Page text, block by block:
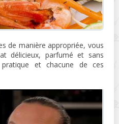
de manière appropriée, vous
délicieux, parfumé et sans
et chacune de ces